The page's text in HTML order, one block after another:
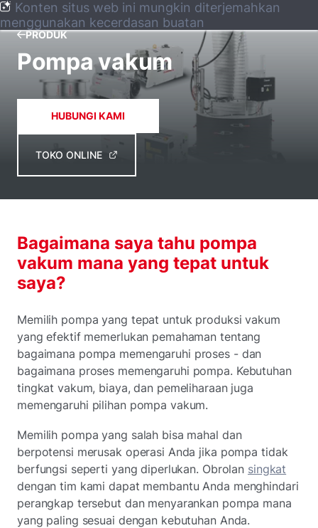
Konten situs web ini mungkin diterjemahkan
menggunakan kecerdasan buatan
PRODUK
Pompa vakum
HUBUNGI KAMI
TOKO ONLINE
Bagaimana saya tahu pompa
vakum mana yang tepat untuk
saya?
Memilih pompa yang tepat untuk produksi vakum
yang efektif memerlukan pemahaman tentang
bagaimana pompa memengaruhi proses - dan
bagaimana proses memengaruhi pompa. Kebutuhan
tingkat vakum, biaya, dan pemeliharaan juga
memengaruhi pilihan pompa vakum.
Memilih pompa yang salah bisa mahal dan
berpotensi merusak operasi Anda jika pompa tidak
berfungsi seperti yang diperlukan. Obrolan singkat
dengan tim kami dapat membantu Anda menghindari
perangkap tersebut dan menyarankan pompa mana
yang paling sesuai dengan kebutuhan Anda.